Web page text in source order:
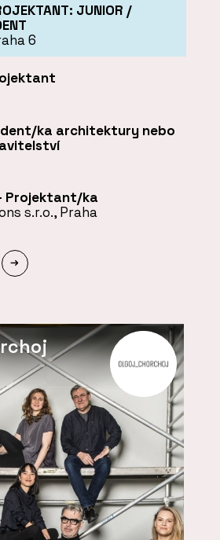
JUNIOR /
6
ka architektury nebo
Projektant/ka
s.r.o., Praha